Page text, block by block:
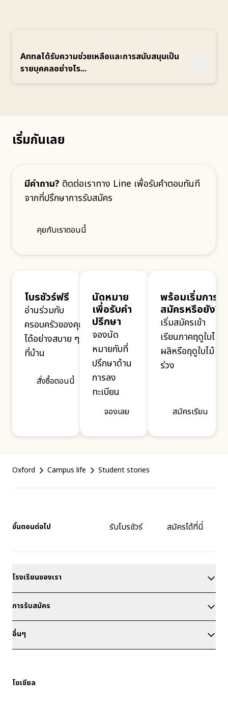
Annaได้รับความช่วยเหลือและการสนับสนุนเป็น
รายบุคคลอย่างไร...
เริ่มกันเลย
มีคำถาม? ติดต่อเราทาง Line เพื่อรับคำตอบทันที
จากที่ปรึกษาการรับสมัคร
คุยกับเราตอนนี้
โบรชัวร์ฟรี
อ่านร่วมกับ
ครอบครัวของคุณ
ได้อย่างสบาย ๆ
ที่บ้าน
สั่งซื้อตอนนี้
นัดหมาย
เพื่อรับคำ
ปรึกษา
จองนัด
หมายกับที่
ปรึกษาด้าน
การลง
ทะเบียน
จองเลย
พร้อมเริ่มการ
สมัครหรือยัง?
เริ่มสมัครเข้า
เรียนภาคฤดูใบไม้
ผลิหรือฤดูใบไม้
ร่วง
สมัครเรียน
Oxford Campus life Student stories
ขั้นตอนต่อไป รับโบรชัวร์ สมัครได้ที่นี่
โรงเรียนของเรา
การรับสมัคร
อื่นๆ
โซเชียล